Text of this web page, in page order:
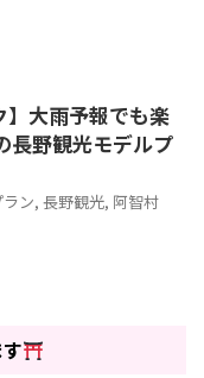
】大雨予報でも楽
長野観光モデルプ
ン, 長野観光, 阿智村